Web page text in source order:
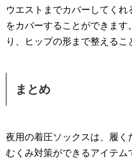
ウエストまでカバーしてく
をカバーすることができま
り、ヒップの形まで整えるこ
まとめ
夜用の着圧ソックスは、履
むくみ対策ができるアイテム